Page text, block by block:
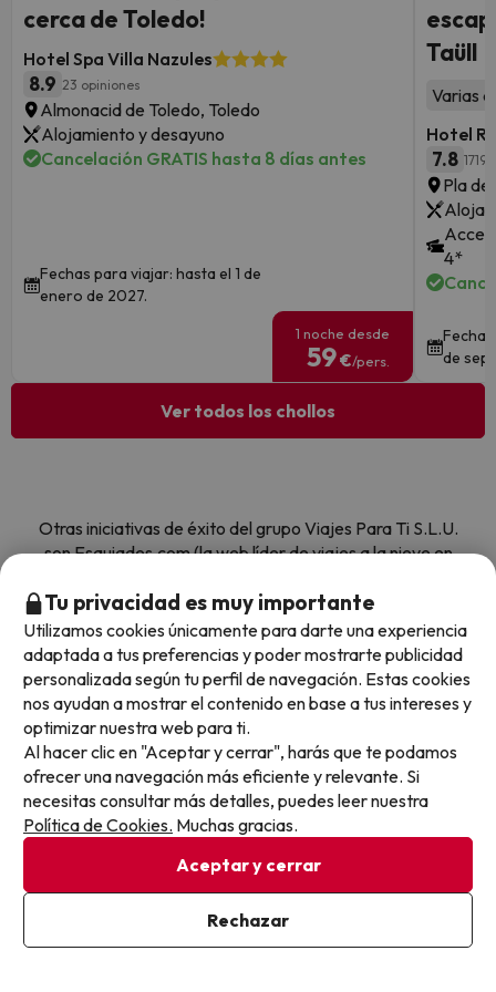
cerca de Toledo!
Hotel Spa Villa Nazules
8.9 23 opiniones
Almonacid de Toledo, Toledo
Alojamiento y desayuno
Cancelación GRATIS hasta 8 días antes
Fechas para viajar: hasta el 1 de
enero de 2027.
1 noche desde
59€/pers.
Taüll
Varias
Hotel
7.8 1719
Pla
4*
de
Ver todos los chollos
Otras iniciativas de éxito del grupo Viajes Para Ti S.L.U.
son Esquiades.com (la web líder de viajes a la nieve en
de 1.000.000 de alojamientos disponibles para
reservar y viajar por todo el mundo.
Sobre Buscounchollo.com
Tarjeta Regalo
Buscounchollo en los medios
Top viajes destacados
Tu privacidad es muy importante
Utilizamos cookies únicamente para darte una experiencia
adaptada a tus preferencias y poder mostrarte publicidad
personalizada según tu perfil de navegación. Estas cookies
nos ayudan a mostrar el contenido en base a tus intereses y
optimizar nuestra web para ti.
Al hacer clic en "Aceptar y cerrar", harás que te podamos
ofrecer una navegación más eficiente y relevante. Si
necesitas consultar más detalles, puedes leer nuestra
Política de Cookies. Muchas gracias.
Aceptar y cerrar
Rechazar